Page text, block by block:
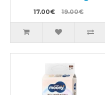
17.00€ 19.00€